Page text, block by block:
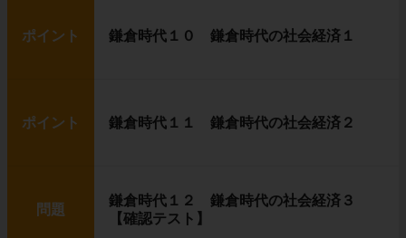
ポイント 鎌倉時代１０ 鎌倉時代の社会経済１
ポイント 鎌倉時代１１ 鎌倉時代の社会経済２
問題
鎌倉時代１２ 鎌倉時代の社会経済３
【確認テスト】